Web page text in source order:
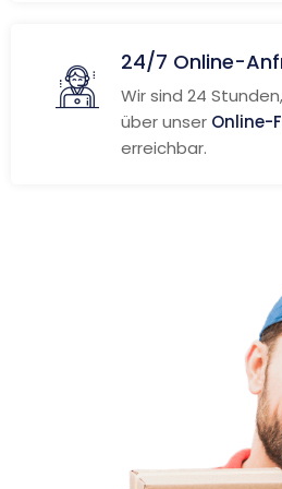
24/7 Online-
Wir sind 24
über unser Online-
erreichbar.